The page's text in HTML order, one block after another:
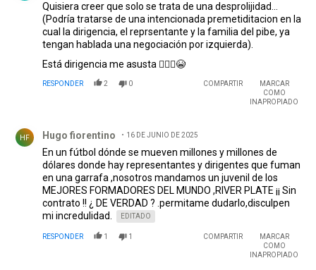
Quisiera creer que solo se trata de una desprolijidad...
(Podría tratarse de una intencionada premetiditacion en la
cual la dirigencia, el reprsentante y la familia del pibe, ya
tengan hablada una negociación por izquierda).
Está dirigencia me asusta 🤦🏻‍♂️😭
RESPONDER 2 0 COMPARTIR
MARCAR
COMO
INAPROPIADO
HF Hugo fiorentino 16 DE JUNIO DE 2025
En un fútbol dónde se mueven millones y millones de
dólares donde hay representantes y dirigentes que fuman
en una garrafa ,nosotros mandamos un juvenil de los
MEJORES FORMADORES DEL MUNDO ,RIVER PLATE ¡¡ Sin
contrato !! ¿ DE VERDAD ? .permitame dudarlo,disculpen
mi incredulidad.
EDITADO
RESPONDER 1 1 COMPARTIR
MARCAR
COMO
INAPROPIADO